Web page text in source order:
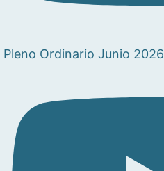
Pleno Ordinario Junio 2026